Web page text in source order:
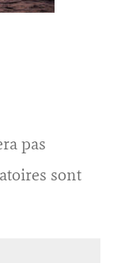
pas
sont